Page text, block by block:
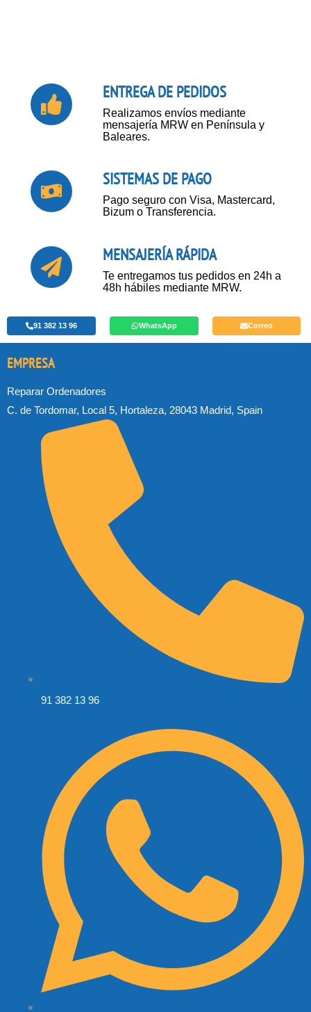
ENTREGA DE PEDIDOS
Realizamos envíos mediante
mensajería MRW en Península y
Baleares.
SISTEMAS DE PAGO
Pago seguro con Visa, Mastercard,
Bizum o Transferencia.
MENSAJERÍA RÁPIDA
Te entregamos tus pedidos en 24h a
48h hábiles mediante MRW.
91 382 13 96 WhatsApp Correo
EMPRESA
Reparar Ordenadores
C. de Tordomar, Local 5, Hortaleza, 28043 Madrid, Spain
91 382 13 96